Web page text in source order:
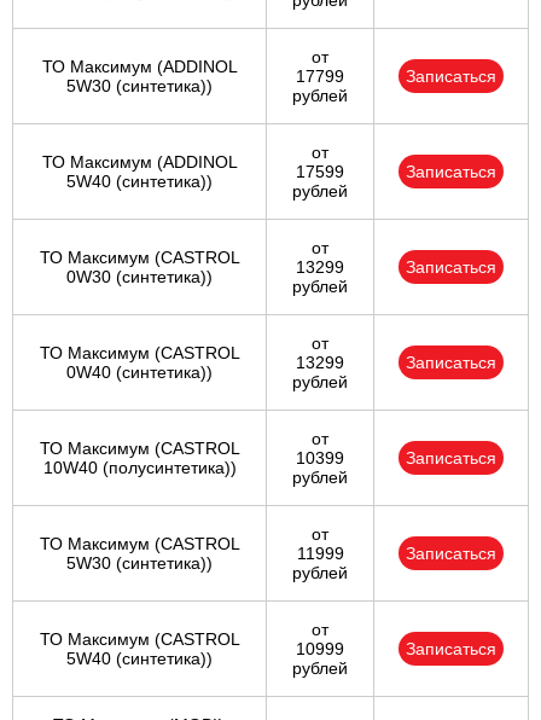
ТО Максимум (ADDINOL
5W30 (синтетика))
от
17799
рублей
Записаться
ТО Максимум (ADDINOL
5W40 (синтетика))
от
17599
рублей
Записаться
ТО Максимум (CASTROL
0W30 (синтетика))
от
13299
рублей
Записаться
ТО Максимум (CASTROL
0W40 (синтетика))
от
13299
рублей
Записаться
ТО Максимум (CASTROL
10W40 (полусинтетика))
от
10399
рублей
Записаться
ТО Максимум (CASTROL
5W30 (синтетика))
от
11999
рублей
Записаться
ТО Максимум (CASTROL
5W40 (синтетика))
от
10999
рублей
Записаться